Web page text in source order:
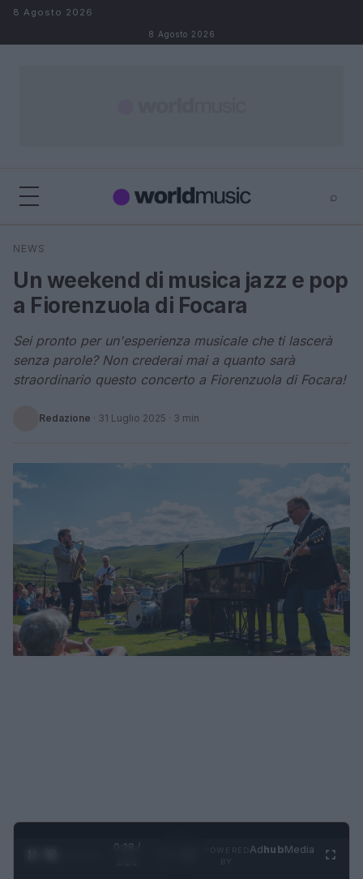
Salta al contenuto
8 Agosto 2026
8 Agosto 2026
⌕
Cerca
NEWS
Un weekend di musica jazz e pop
a Fiorenzuola di Focara
Sei pronto per un'esperienza musicale che ti lascerà
senza parole? Non crederai mai a quanto sarà
straordinario questo concerto a Fiorenzuola di Focara!
Redazione · 31 Luglio 2025 · 3 min
0:29 /
AdhubMedia